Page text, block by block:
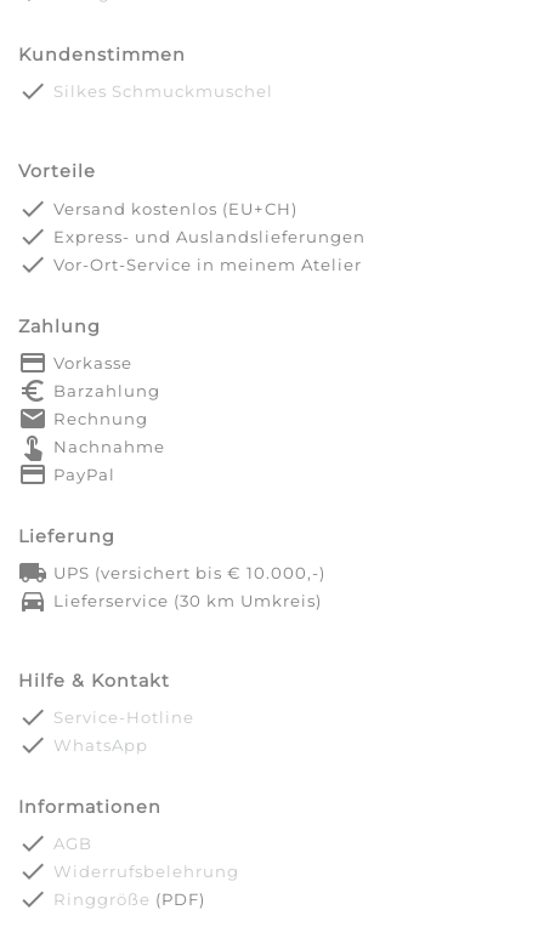
Kundenstimmen
done Silkes Schmuckmuschel
Vorteile
done Versand kostenlos (EU+CH)
done Express- und Auslandslieferungen
done Vor-Ort-Service in meinem Atelier
Zahlung
payment Vorkasse
euro_symbol Barzahlung
markunread Rechnung
touch_app Nachnahme
credit_card PayPal
Lieferung
local_shipping UPS (versichert bis € 10.000,-)
directions_car Lieferservice (30 km Umkreis)
Hilfe & Kontakt
done Service-Hotline
done WhatsApp
Informationen
done AGB
done Widerrufsbelehrung
done Ringgröße (PDF)